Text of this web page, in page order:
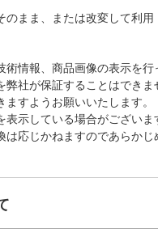
まま、または改変して利用
情報、商品画像の表示を行
社が保証することはできま
すようお願いいたします。
示している場合がございま
応じかねますのであらかじ